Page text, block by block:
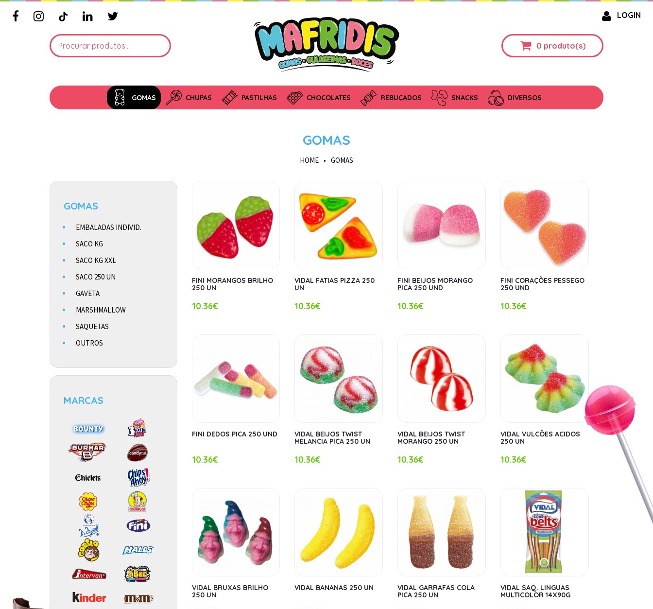
LOGIN
0 produto(s)
GOMAS CHUPAS PASTILHAS CHOCOLATES REBUÇADOS SNACKS DIVERSOS
GOMAS
HOME • GOMAS
GOMAS
EMBALADAS INDIVID.
SACO KG
SACO KG XXL
SACO 250 UN
GAVETA
MARSHMALLOW
SAQUETAS
OUTROS
MARCAS
FINI MORANGOS BRILHO
250 UN
10.36€
VIDAL FATIAS PIZZA 250
UN
10.36€
FINI BEIJOS MORANGO
PICA 250 UND
10.36€
FINI CORAÇÕES PESSEGO
250 UND
10.36€
FINI DEDOS PICA 250 UND
10.36€
VIDAL BEIJOS TWIST
MELANCIA PICA 250 UN
10.36€
VIDAL BEIJOS TWIST
MORANGO 250 UN
10.36€
VIDAL VULCÕES ACIDOS
250 UN
10.36€
VIDAL BRUXAS BRILHO
250 UN
VIDAL BANANAS 250 UN
VIDAL GARRAFAS COLA
PICA 250 UN
VIDAL SAQ. LINGUAS
MULTICOLOR 14X90G